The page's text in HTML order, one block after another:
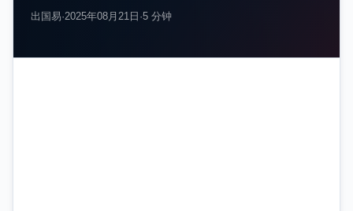
出国易·2025年08月21日 ·5 分钟